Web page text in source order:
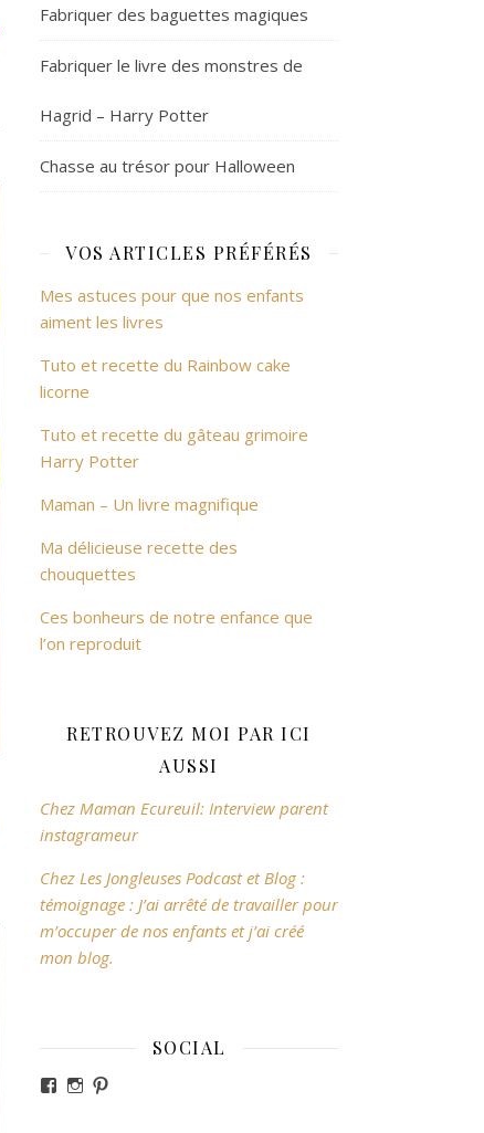
Fabriquer des baguettes magiques
Fabriquer le livre des monstres de
Hagrid – Harry Potter
Chasse au trésor pour Halloween
VOS ARTICLES PRÉFÉRÉS
Mes astuces pour que nos enfants
aiment les livres
Tuto et recette du Rainbow cake
licorne
Tuto et recette du gâteau grimoire
Harry Potter
Maman – Un livre magnifique
Ma délicieuse recette des
chouquettes
Ces bonheurs de notre enfance que
l’on reproduit
RETROUVEZ MOI PAR ICI
AUSSI
Chez Maman Ecureuil: Interview parent
instagrameur
Chez Les Jongleuses Podcast et Blog :
témoignage : J’ai arrêté de travailler pour
m’occuper de nos enfants et j’ai créé
mon blog.
SOCIAL
Voir le profil de revesdefripouilles sur Facebook
Voir le profil de claire_revesdefripouilles sur